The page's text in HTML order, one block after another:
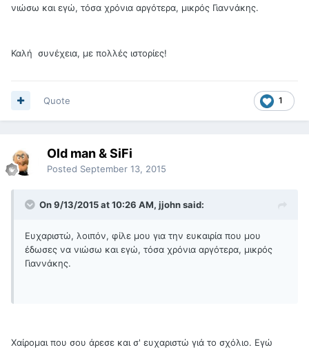
νιώσω και εγώ, τόσα χρόνια αργότερα, μικρός Γιαννάκης.
Καλή συνέχεια, με πολλές ιστορίες!
1
Quote
Old man & SiFi
Posted September 13, 2015
On 9/13/2015 at 10:26 AM, jjohn said:
Ευχαριστώ, λοιπόν, φίλε μου για την ευκαιρία που μου
έδωσες να νιώσω και εγώ, τόσα χρόνια αργότερα, μικρός
Γιαννάκης.
Χαίρομαι που σου άρεσε και σ' ευχαριστώ γιά το σχόλιο. Εγώ